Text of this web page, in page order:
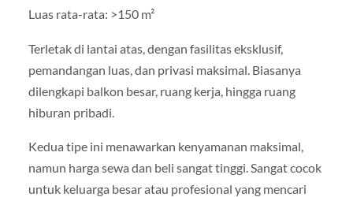
Luas rata-rata: >150 m²
Terletak di lantai atas, dengan fasilitas eksklusif,
pemandangan luas, dan privasi maksimal. Biasanya
dilengkapi balkon besar, ruang kerja, hingga ruang
hiburan pribadi.
Kedua tipe ini menawarkan kenyamanan maksimal,
namun harga sewa dan beli sangat tinggi. Sangat cocok
untuk keluarga besar atau profesional yang mencari